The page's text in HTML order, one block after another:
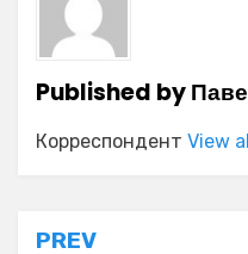
Published by
Корреспондент View
PREV